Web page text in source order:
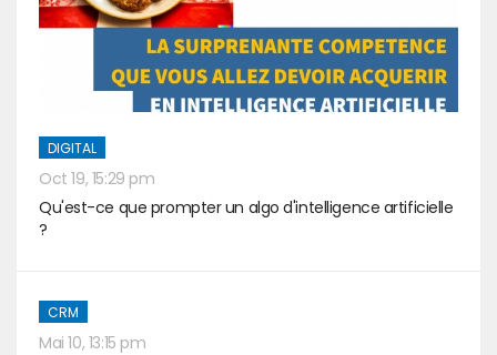
DIGITAL
Oct 19, 15:29 pm
Qu'est-ce que prompter un algo d'intelligence artificielle
?
CRM
Mai 10, 13:15 pm